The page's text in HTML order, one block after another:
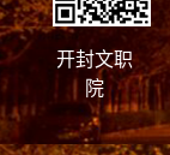
开封文职
院